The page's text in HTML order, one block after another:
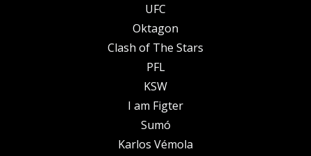
UFC
Oktagon
Clash of The Stars
PFL
KSW
I am Figter
Sumó
Karlos Vémola